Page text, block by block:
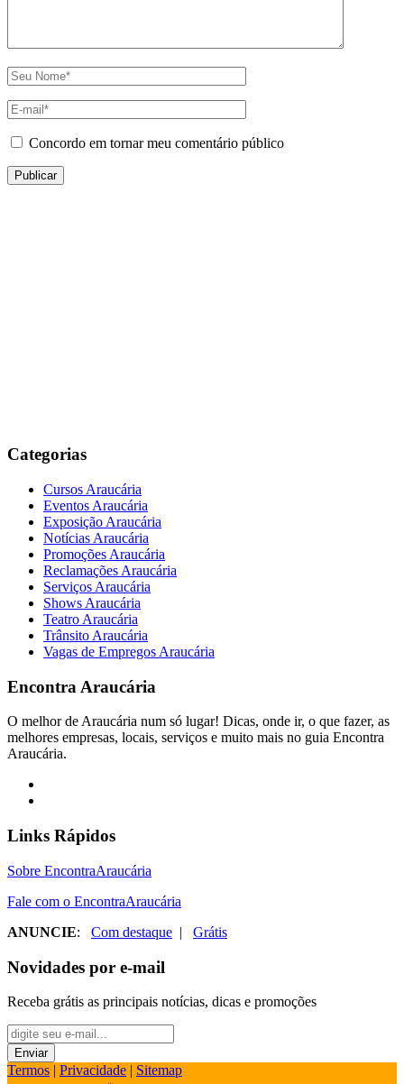
Concordo em tornar meu comentário público
Categorias
Cursos Araucária
Eventos Araucária
Exposição Araucária
Notícias Araucária
Promoções Araucária
Reclamações Araucária
Serviços Araucária
Shows Araucária
Teatro Araucária
Trânsito Araucária
Vagas de Empregos Araucária
Encontra Araucária
O melhor de Araucária num só lugar! Dicas, onde ir, o que fazer, as
melhores empresas, locais, serviços e muito mais no guia Encontra
Araucária.
Links Rápidos
Sobre EncontraAraucária
Fale com o EncontraAraucária
ANUNCIE: Com destaque | Grátis
Novidades por e-mail
Receba grátis as principais notícias, dicas e promoções
Termos | Privacidade | Sitemap